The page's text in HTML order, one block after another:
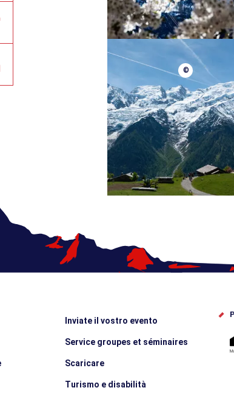
©
Inviate il vostro evento
Service groupes et séminaires
Scaricare
Turismo e disabilità